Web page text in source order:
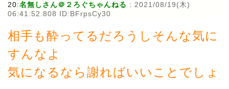
20:名無しさん＠２ろぐちゃんねる : 2021/08/19(木)
06:41:52.808 ID:BFrpsCy30
相手も酔ってるだろうしそんな気に
すんなよ
気になるなら謝ればいいことでしょ